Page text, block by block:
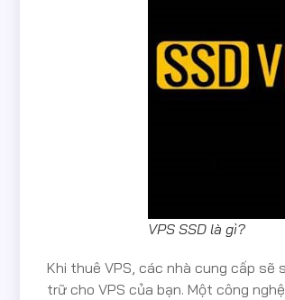
VPS SSD là gì?
Khi thuê VPS, các nhà cung cấp
trữ cho VPS của bạn. Một công